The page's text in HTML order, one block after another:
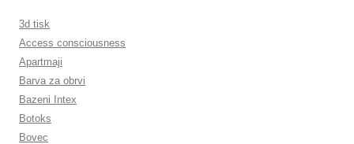
3d tisk
Access consciousness
Apartmaji
Barva za obrvi
Bazeni Intex
Botoks
Bovec